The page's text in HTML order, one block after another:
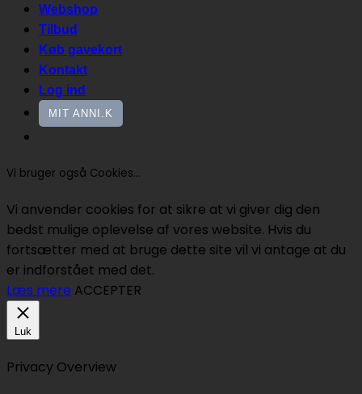
Webshop
Tilbud
Køb gavekort
Kontakt
Log ind
MIT ANNI.K
Vi bruger også Cookies...
Vi anvender cookies for at sikre at vi giver dig den
bedst mulige oplevelse af vores website. Hvis du
fortsætter med at bruge dette site vil vi antage at du
er indforstået med det.
Læs mere ACCEPTER
Luk
Privacy Overview